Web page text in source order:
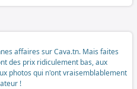
affaires sur Cava.tn. Mais faites
des prix ridiculement bas, aux
photos qui n'ont vraisemblablement
!